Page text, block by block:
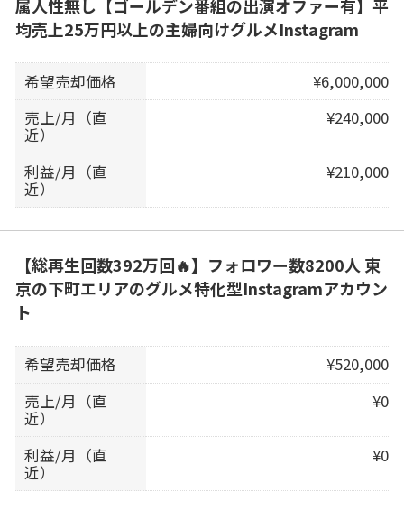
属人性無し【ゴールデン番組の出演オファー有】平
均売上25万円以上の主婦向けグルメInstagram
希望売却価格
¥6,000,000
売上/月（直
近）
¥240,000
利益/月（直
近）
¥210,000
【総再生回数392万回🔥】フォロワー数8200人 東
京の下町エリアのグルメ特化型Instagramアカウン
ト
希望売却価格
¥520,000
売上/月（直
近）
¥0
利益/月（直
近）
¥0